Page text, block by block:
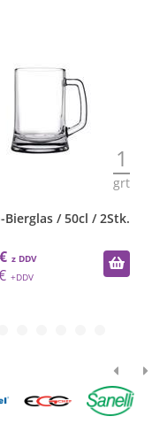
1
grt
Bierglas / 50cl / 2Stk.